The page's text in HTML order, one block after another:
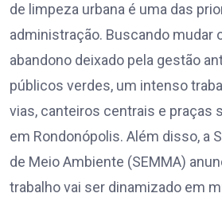
de limpeza urbana é uma das
administração. Buscando mudar
abandono deixado pela gestão
públicos verdes, um intenso
vias, canteiros centrais e praças
em Rondonópolis. Além disso, a
de Meio Ambiente (SEMMA)
trabalho vai ser dinamizado em